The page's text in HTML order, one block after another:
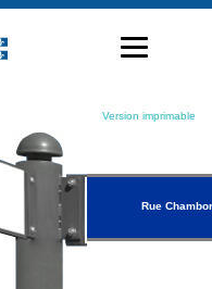
Version imprimable
Rue